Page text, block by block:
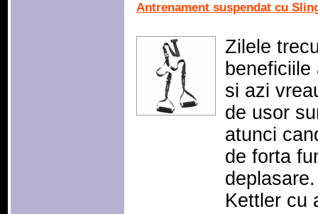
Antrenament suspendat cu
Zilele
si azi
de usor
atunci
de forta
Kettler cu